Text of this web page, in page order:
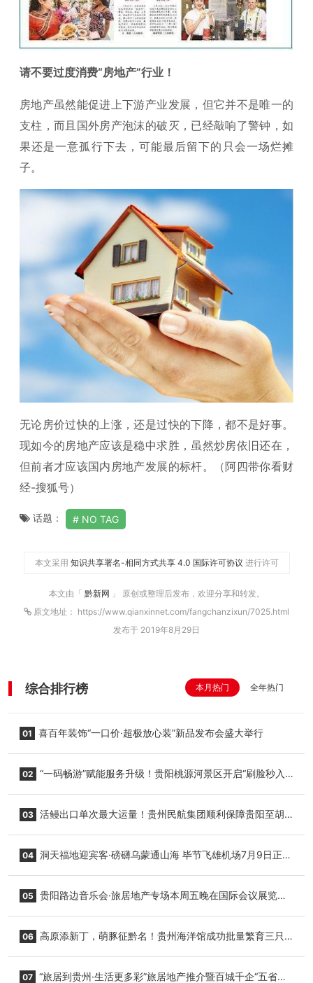
请不要过度消费“房地产”行业！
房地产虽然能促进上下游产业发展，但它并不是唯一的
支柱，而且国外房产泡沫的破灭，已经敲响了警钟，如
果还是一意孤行下去，可能最后留下的只会一场烂摊
子。
无论房价过快的上涨，还是过快的下降，都不是好事。
现如今的房地产应该是稳中求胜，虽然炒房依旧还在，
但前者才应该国内房地产发展的标杆。（阿四带你看财
经-搜狐号）
话题： NO TAG
本文采用 知识共享署名-相同方式共享 4.0 国际许可协议 进行许可
本文由「 黔新网 」 原创或整理后发布，欢迎分享和转发。
原文地址： https://www.qianxinnet.com/fangchanzixun/7025.html
发布于 2019年8月29日
综合排行榜 本月热门 全年热门
01 喜百年装饰“一口价·超极放心装”新品发布会盛大举行
02 “一码畅游”赋能服务升级！贵阳桃源河景区开启“刷脸秒入
03 活鳗出口单次最大运量！贵州民航集团顺利保障贵阳至胡
04 洞天福地迎宾客·磅礴乌蒙通山海 毕节飞雄机场7月9日正式
05 贵阳路边音乐会·旅居地产专场本周五晚在国际会议展览中
06 高原添新丁，萌豚征黔名！贵州海洋馆成功批量繁育三只
07 “旅居到贵州·生活更多彩”旅居地产推介暨百城千企“五省